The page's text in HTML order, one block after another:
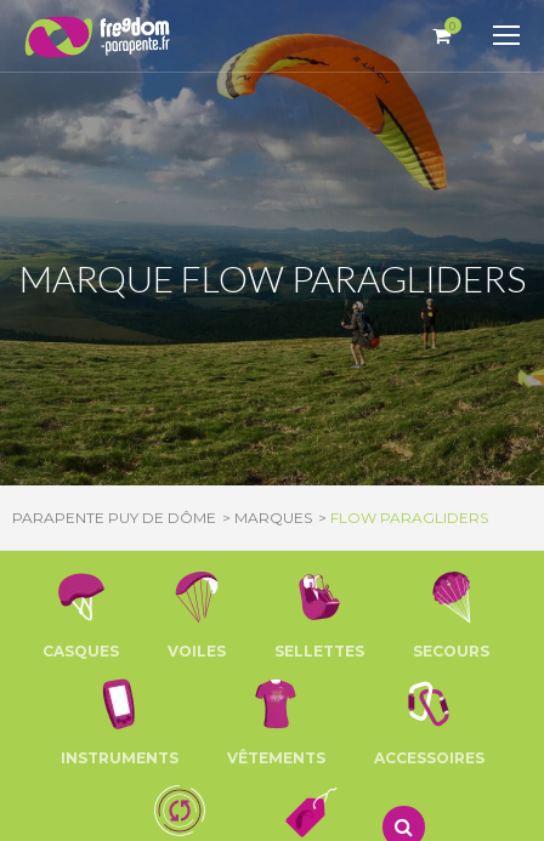
0
MARQUE FLOW PARAGLIDERS
PARAPENTE PUY DE DÔME MARQUES FLOW PARAGLIDERS
CASQUES VOILES SELLETTES SECOURS
INSTRUMENTS VÊTEMENTS ACCESSOIRES
Panneau de gestion des cookies